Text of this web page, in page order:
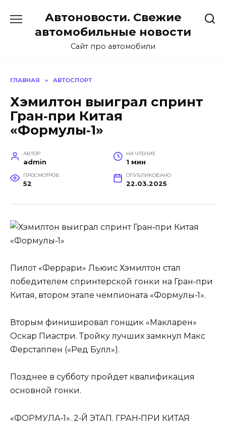
содержанию
Автоновости. Свежие
автомобильные новости
Сайт про автомобили
ГЛАВНАЯ » АВТОСПОРТ
Хэмилтон выиграл спринт
Гран‑при Китая
«Формулы‑1»
АВТОР
admin
НА ЧТЕНИЕ
1 мин
ПРОСМОТРОВ
52
ОПУБЛИКОВАНО
22.03.2025
Пилот «Феррари» Льюис Хэмилтон стал
победителем спринтерской гонки на Гран‑при
Китая, втором этапе чемпионата «Формулы‑1».
Вторым финишировал гонщик «Макларен»
Оскар Пиастри. Тройку лучших замкнул Макс
Ферстаппен («Ред Булл»).
Позднее в субботу пройдет квалификация
основной гонки.
«ФОРМУЛА‑1». 2‑Й ЭТАП. ГРАН‑ПРИ КИТАЯ